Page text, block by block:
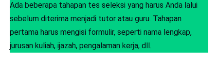
Ada beberapa tahapan tes seleksi yang harus Anda lalui
sebelum diterima menjadi tutor atau guru. Tahapan
pertama harus mengisi formulir, seperti nama lengkap,
jurusan kuliah, ijazah, pengalaman kerja, dll.